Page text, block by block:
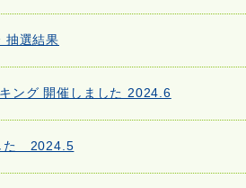
抽選結果
ング 開催しました 2024.6
た 2024.5